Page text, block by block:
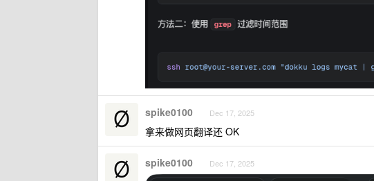
spike0100 Dec 17, 2025
拿来做网页翻译还 OK
spike0100 Dec 17, 2025